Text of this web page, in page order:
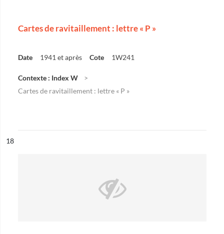
Cartes de ravitaillement : lettre « P »
Date 1941 et après Cote 1W241
Contexte : Index W
Cartes de ravitaillement : lettre « P »
n°
18